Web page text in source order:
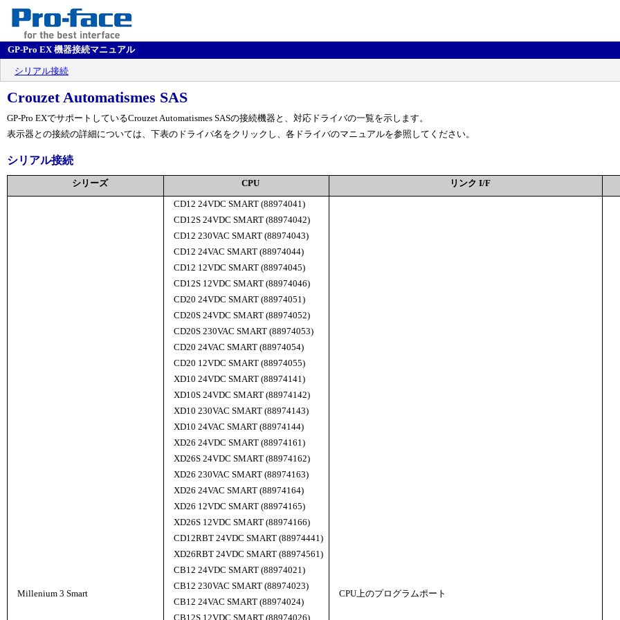
GP-Pro EX 機器接続マニュアル
シリアル接続
Crouzet Automatismes SAS
GP-Pro EXでサポートしているCrouzet Automatismes SASの接続機器と、対応ドライバの一覧を示します。
表示器との接続の詳細については、下表のドライバ名をクリックし、各ドライバのマニュアルを参照してください。
シリアル接続
シリーズ CPU リンク I/F
Millenium 3 Smart
CD12 24VDC SMART (88974041)
CD12S 24VDC SMART (88974042)
CD12 230VAC SMART (88974043)
CD12 24VAC SMART (88974044)
CD12 12VDC SMART (88974045)
CD12S 12VDC SMART (88974046)
CD20 24VDC SMART (88974051)
CD20S 24VDC SMART (88974052)
CD20S 230VAC SMART (88974053)
CD20 24VAC SMART (88974054)
CD20 12VDC SMART (88974055)
XD10 24VDC SMART (88974141)
XD10S 24VDC SMART (88974142)
XD10 230VAC SMART (88974143)
XD10 24VAC SMART (88974144)
XD26 24VDC SMART (88974161)
XD26S 24VDC SMART (88974162)
XD26 230VAC SMART (88974163)
XD26 24VAC SMART (88974164)
XD26 12VDC SMART (88974165)
XD26S 12VDC SMART (88974166)
CD12RBT 24VDC SMART (88974441)
XD26RBT 24VDC SMART (88974561)
CB12 24VDC SMART (88974021)
CB12 230VAC SMART (88974023)
CB12 24VAC SMART (88974024)
CB12S 12VDC SMART (88974026)
CPU上のプログラムポート